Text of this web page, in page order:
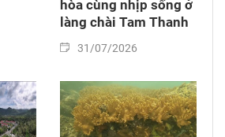
hòa cùng nhịp sống ở
làng chài Tam Thanh
31/07/2026